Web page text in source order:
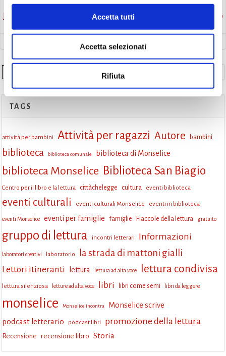
Accetta tutti
Accetta selezionati
Rifiuta
Post
navigation
Post
navigation
Successivo
TAGS
attività per bambini Attività per ragazzi Autore bambini
biblioteca biblioteca comunale biblioteca di Monselice
biblioteca Monselice Biblioteca San Biagio
Centro per il libro e la lettura cittàchelegge cultura eventi biblioteca
eventi culturali eventi culturali Monselice eventi in biblioteca
eventi Monselice eventi per famiglie famiglie Fiaccole della lettura gratuito
gruppo di lettura incontri letterari Informazioni
laboratori creativi laboratorio la strada di mattoni gialli
Lettori itineranti lettura lettura ad alta voce lettura condivisa
lettura silenziosa letture ad alta voce libri libri come semi libri da leggere
monselice Monselice incontra
Monselice scrive
podcast letterario
podcast libri promozione della lettura
Recensione recensione libro Storia